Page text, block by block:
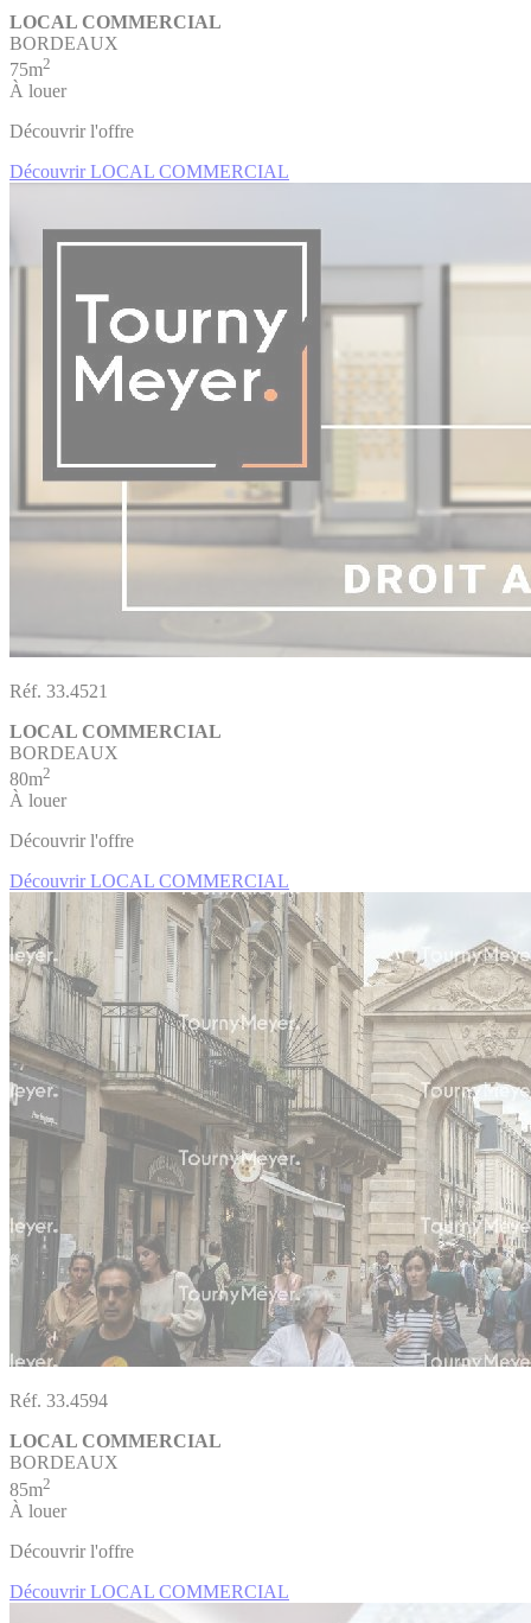
LOCAL COMMERCIAL
BORDEAUX
75m2
À louer
Découvrir l'offre
Découvrir LOCAL COMMERCIAL
Réf. 33.4521
LOCAL COMMERCIAL
BORDEAUX
80m2
À louer
Découvrir l'offre
Découvrir LOCAL COMMERCIAL
Réf. 33.4594
LOCAL COMMERCIAL
BORDEAUX
85m2
À louer
Découvrir l'offre
Découvrir LOCAL COMMERCIAL